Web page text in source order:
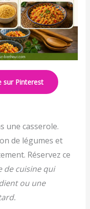
sur Pinterest
une casserole.
de légumes et
Réservez ce
de cuisine qui
ou une